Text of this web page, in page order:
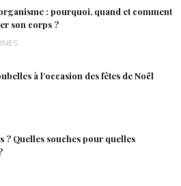
: pourquoi, quand et comment
son corps ?
à l’occasion des fêtes de Noël
? Quelles souches pour quelles